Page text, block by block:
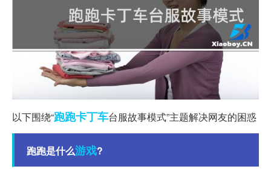
以下围绕“跑跑卡丁车台服故事模式”主题解决网友的困惑
跑跑是什么游戏?